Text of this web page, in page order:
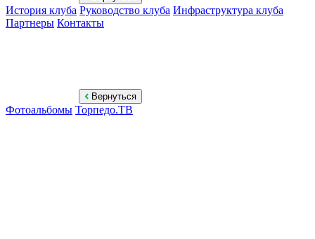
История клуба Руководство клуба Инфраструктура клуба
Партнеры Контакты
Вернуться
Фотоальбомы Торпедо.ТВ